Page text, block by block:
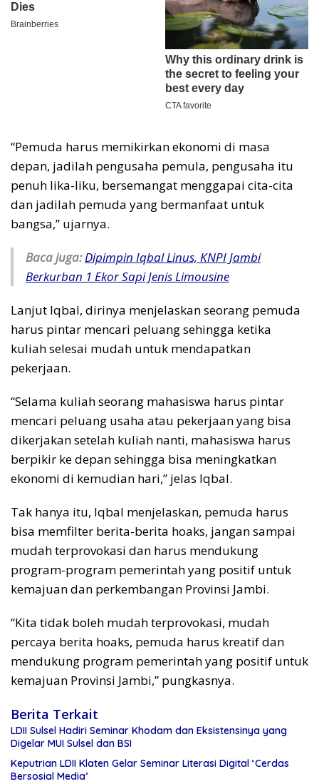
“Pemuda harus memikirkan ekonomi di masa
depan, jadilah pengusaha pemula, pengusaha itu
penuh lika-liku, bersemangat menggapai cita-cita
dan jadilah pemuda yang bermanfaat untuk
bangsa,” ujarnya.
Baca juga:Dipimpin Iqbal Linus, KNPI Jambi
Berkurban 1 Ekor Sapi Jenis Limousine
Lanjut Iqbal, dirinya menjelaskan seorang pemuda
harus pintar mencari peluang sehingga ketika
kuliah selesai mudah untuk mendapatkan
pekerjaan.
“Selama kuliah seorang mahasiswa harus pintar
mencari peluang usaha atau pekerjaan yang bisa
dikerjakan setelah kuliah nanti, mahasiswa harus
berpikir ke depan sehingga bisa meningkatkan
ekonomi di kemudian hari,” jelas Iqbal.
Tak hanya itu, Iqbal menjelaskan, pemuda harus
bisa memfilter berita-berita hoaks, jangan sampai
mudah terprovokasi dan harus mendukung
program-program pemerintah yang positif untuk
kemajuan dan perkembangan Provinsi Jambi.
“Kita tidak boleh mudah terprovokasi, mudah
percaya berita hoaks, pemuda harus kreatif dan
mendukung program pemerintah yang positif untuk
kemajuan Provinsi Jambi,” pungkasnya.
Berita Terkait
LDII Sulsel Hadiri Seminar Khodam dan Eksistensinya yang
Digelar MUI Sulsel dan BSI
Keputrian LDII Klaten Gelar Seminar Literasi Digital ‘Cerdas
Bersosial Media’